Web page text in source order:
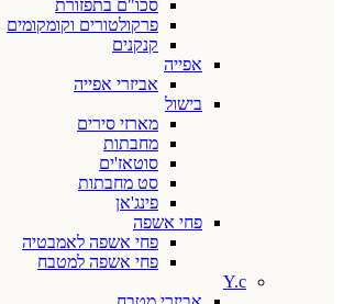
סכו"ם בתפזורת
פרקולטורים וקומקומים
קנקנים
אפייה
אביזרי אפייה
בישול
מארזי סירים
מחבתות
סוטאז'ים
סט מחבתות
פינג'אן
פחי אשפה
פחי אשפה לאמבטיה
פחי אשפה למטבח
Y.c